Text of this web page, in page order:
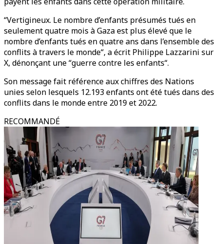
“Vertigineux. Le nombre d’enfants présumés tués en
seulement quatre mois à Gaza est plus élevé que le
nombre d’enfants tués en quatre ans dans l’ensemble des
conflits à travers le monde“, a écrit Philippe Lazzarini sur
X, dénonçant une “guerre contre les enfants“.
Son message fait référence aux chiffres des Nations
unies selon lesquels 12.193 enfants ont été tués dans des
conflits dans le monde entre 2019 et 2022.
RECOMMANDÉ